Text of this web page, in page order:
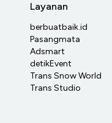
Layanan
berbuatbaik.id
Pasangmata
Adsmart
detikEvent
Trans Snow World
Trans Studio